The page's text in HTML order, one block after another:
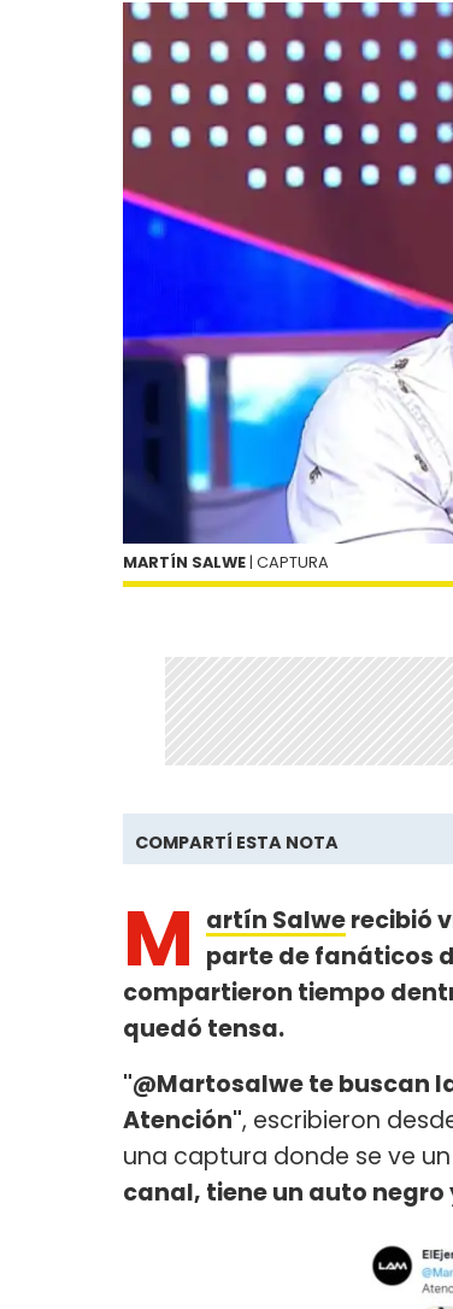
MARTÍN SALWE | CAPTURA
COMPARTÍ ESTA NOTA
M artín Salwerecibió
parte de fanáticos
compartieron tiempo
quedó tensa.
"@Martosalwe te buscan
Atención", escribieron
una captura donde se ve
canal, tiene un auto